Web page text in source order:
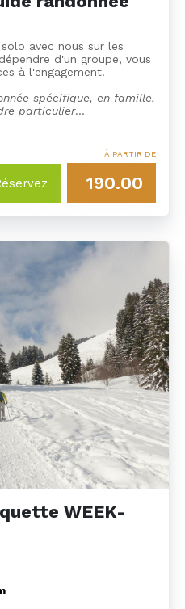
avec nous sur les
d'un groupe, vous
à l'engagement.
spécifique, en famille,
particulier…
À PARTIR DE
190.00
WEEK-